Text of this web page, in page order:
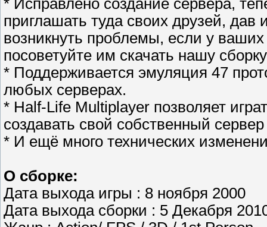
* Исправлено создание сервера,
приглашать туда своих друзей, дав
возникнуть проблемы, если у ваших
посоветуйте им скачать нашу
* Поддерживается эмуляция 47
любых серверах.
* Half-Life Multiplayer позволяет
создавать свой собственный
* И ещё много технических
О сборке:
Дата выхода игры : 8 ноября 2000
Дата выхода сборки : 5 Декабря